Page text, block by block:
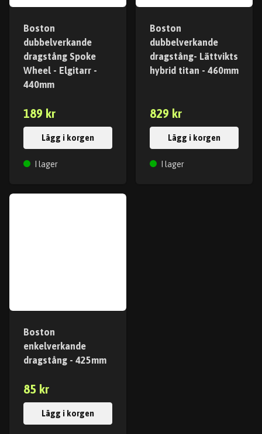
Boston
dubbelverkande
dragstång Spoke
Wheel - Elgitarr -
440mm
189 kr
Lägg i korgen
I lager
Boston
dubbelverkande
dragstång- Lättvikts
hybrid titan - 460mm
829 kr
Lägg i korgen
I lager
Boston
enkelverkande
dragstång - 425mm
85 kr
Lägg i korgen